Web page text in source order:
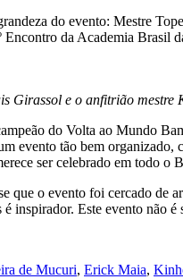
do evento: Mestre
da Academia Brasil
Girassol e o anfitrião mestre
do Volta ao Mundo
evento tão bem organizado,
ser celebrado em todo o
que o evento foi cercado de
inspirador. Este evento não
de Mucuri, Erick Maia,